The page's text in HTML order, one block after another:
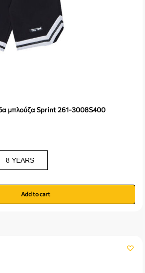
μπλούζα Sprint 261-3008S400
8 YEARS
Add to cart